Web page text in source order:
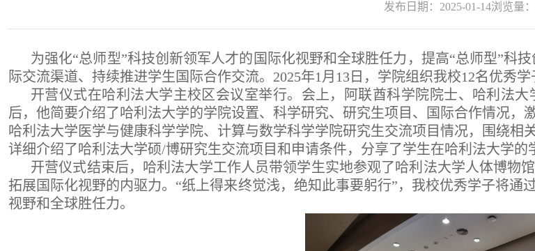
发布日期：2025-01-14浏览量：
为强化“总师型”科技创新领军人才的国际化视野和全球胜任力，提高“总师型”科
际交流渠道、持续推进学生国际合作交流。2025年1月13日，学院组织我校12名优秀
开营仪式在哈利法大学主校区会议室举行。会上，阿联酋科学院院士、哈利法
后，他简要介绍了哈利法大学的学院设置、科学研究、研究生项目、国际合作情况
哈利法大学医学与健康科学学院、计算与数学科学学院研究生交流项目情况，围绕
详细介绍了哈利法大学硕/博研究生交流项目和申请条件，分享了学生在哈利法大学的
开营仪式结束后，哈利法大学工作人员带领学生实地参观了哈利法大学人体博物
拓展国际化视野的内驱力。“纸上得来终觉浅，绝知此事要躬行”，我校优秀学子将
视野和全球胜任力。